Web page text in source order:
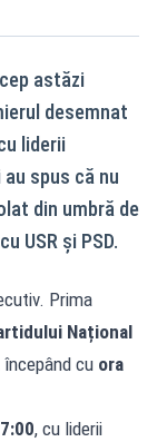
astăzi
desemnat
liderii
spus că nu
din umbră de
USR și PSD.
Prima
Național
începând cu ora
, cu liderii